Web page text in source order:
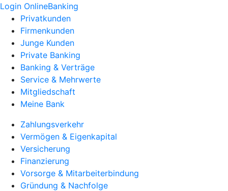
Login OnlineBanking
Privatkunden
Firmenkunden
Junge Kunden
Private Banking
Banking & Verträge
Service & Mehrwerte
Mitgliedschaft
Meine Bank
Zahlungsverkehr
Vermögen & Eigenkapital
Versicherung
Finanzierung
Vorsorge & Mitarbeiterbindung
Gründung & Nachfolge